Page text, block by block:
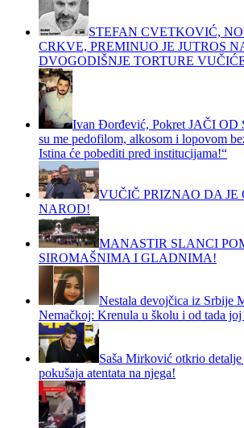
STEFAN CVETKOVIĆ,
CRKVE, PREMINUO JE JUTROS
DVOGODIŠNJE TORTURE
Ivan Đorđević, Pokret JAČI OD
su me pedofilom, alkosom i lopovom
Istina će pobediti pred institucijama!“
VUČIČ PRIZNAO DA JE
NAROD!
MANASTIR SLANCI
SIROMAŠNIMA I GLADNIMA!
Nestala devojčica iz Srbije
Nemačkoj: Krenula u školu i od tada
Saša Mirković otkrio
pokušaja atentata na njega!